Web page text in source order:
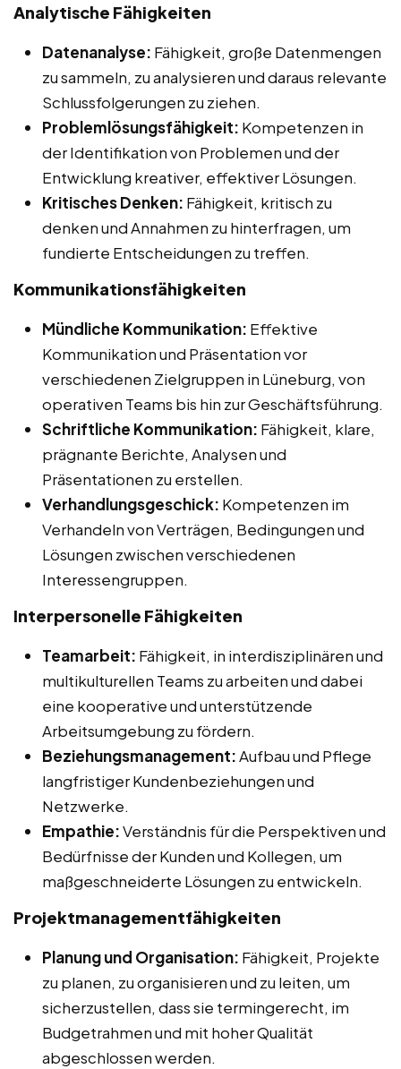
Analytische Fähigkeiten
Datenanalyse: Fähigkeit, große Datenmengen
zu sammeln, zu analysieren und daraus relevante
Schlussfolgerungen zu ziehen.
Problemlösungsfähigkeit: Kompetenzen in
der Identifikation von Problemen und der
Entwicklung kreativer, effektiver Lösungen.
Kritisches Denken: Fähigkeit, kritisch zu
denken und Annahmen zu hinterfragen, um
fundierte Entscheidungen zu treffen.
Kommunikationsfähigkeiten
Mündliche Kommunikation: Effektive
Kommunikation und Präsentation vor
verschiedenen Zielgruppen in Lüneburg, von
operativen Teams bis hin zur Geschäftsführung.
Schriftliche Kommunikation: Fähigkeit, klare,
prägnante Berichte, Analysen und
Präsentationen zu erstellen.
Verhandlungsgeschick: Kompetenzen im
Verhandeln von Verträgen, Bedingungen und
Lösungen zwischen verschiedenen
Interessengruppen.
Interpersonelle Fähigkeiten
Teamarbeit: Fähigkeit, in interdisziplinären und
multikulturellen Teams zu arbeiten und dabei
eine kooperative und unterstützende
Arbeitsumgebung zu fördern.
Beziehungsmanagement:Aufbau und Pflege
langfristiger Kundenbeziehungen und
Netzwerke.
Empathie:Verständnis für die Perspektiven und
Bedürfnisse der Kunden und Kollegen, um
maßgeschneiderte Lösungen zu entwickeln.
Projektmanagementfähigkeiten
Planung und Organisation: Fähigkeit, Projekte
zu planen, zu organisieren und zu leiten, um
sicherzustellen, dass sie termingerecht, im
Budgetrahmen und mit hoher Qualität
abgeschlossen werden.